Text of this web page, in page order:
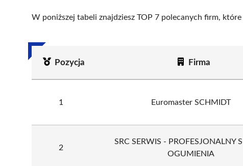
W poniższej tabeli znajdziesz TOP 7 polecanych firm,
Pozycja Firma
1 Euromaster SCHMIDT
2
SRC SERWIS - PROFESJONALNY
OGUMIENIA